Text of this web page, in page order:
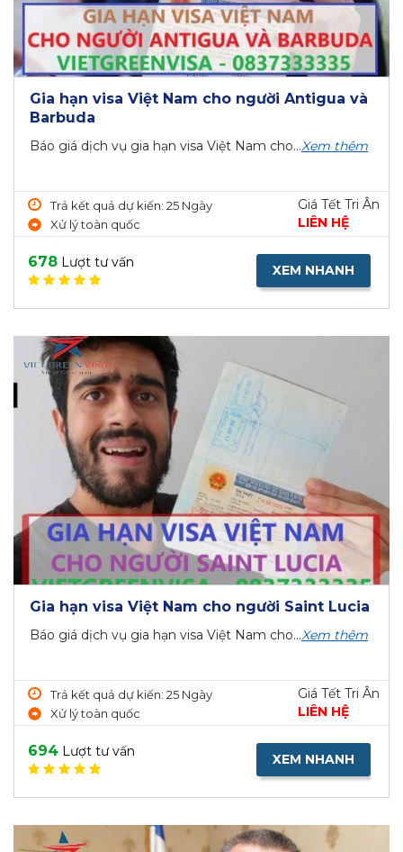
Gia hạn visa Việt Nam cho người Antigua và
Barbuda
Báo giá dịch vụ gia hạn visa Việt Nam cho...Xem thêm
Trả kết quả dự kiến: 25 Ngày
Xử lý toàn quốc
Giá Tết Tri Ân
LIÊN HỆ
678 Lượt tư vấn XEM NHANH
Gia hạn visa Việt Nam cho người Saint Lucia
Báo giá dịch vụ gia hạn visa Việt Nam cho...Xem thêm
Trả kết quả dự kiến: 25 Ngày
Xử lý toàn quốc
Giá Tết Tri Ân
LIÊN HỆ
694 Lượt tư vấn XEM NHANH